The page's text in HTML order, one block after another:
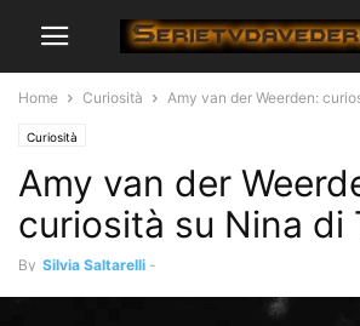
Home Curiosità Amy van der Weerden:
Curiosità
Amy van der
curiosità su Nina di
By Silvia Saltarelli -